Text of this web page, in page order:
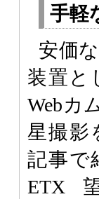
手軽
安価
装置と
Webカ
星撮影
記事で
ETX